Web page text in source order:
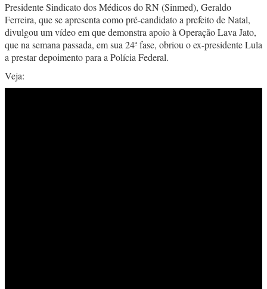
Presidente Sindicato dos Médicos do RN (Sinmed), Geraldo
Ferreira, que se apresenta como pré-candidato a prefeito de Natal,
divulgou um vídeo em que demonstra apoio à Operação Lava Jato,
que na semana passada, em sua 24ª fase, obriou o ex-presidente Lula
a prestar depoimento para a Polícia Federal.
Veja: